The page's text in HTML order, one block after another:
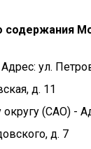
содержания
ул.
д. 11
(САО) -
д. 7